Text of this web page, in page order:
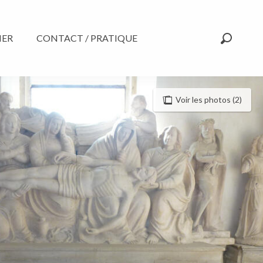
CONTACT / PRATIQUE
Voir les photos (2)